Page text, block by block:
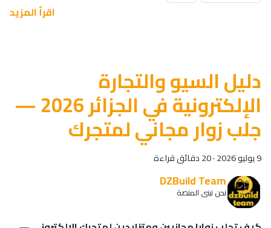
اقرأ المزيد
دليل السيو والتجارة
الإلكترونية في الجزائر 2026 —
جلب زوار مجاني لمتجرك
9 يوليو 2026 ·20 دقائق قراءة
DZBuild Team
نحن نبني المنصة